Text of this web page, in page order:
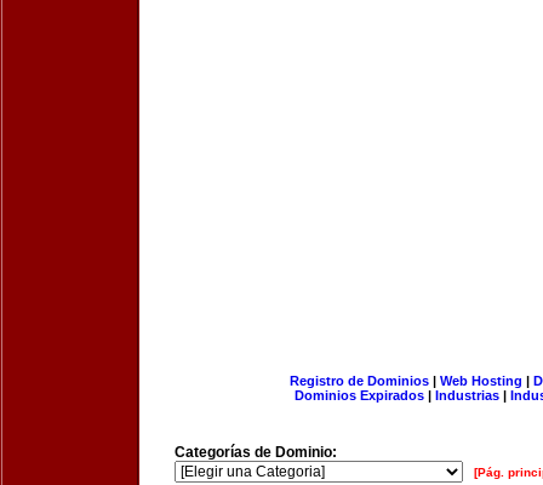
Registro de Dominios| Web Hosting |
Dominios Expirados | Industrias |
Categorías de Dominio:
[Pág.